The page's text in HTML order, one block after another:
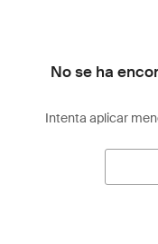
No se ha
Intenta aplicar